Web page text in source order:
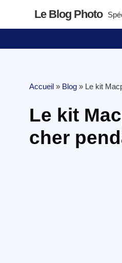
Le Blog Photo
Accueil » Blog » Le kit
Le kit
cher